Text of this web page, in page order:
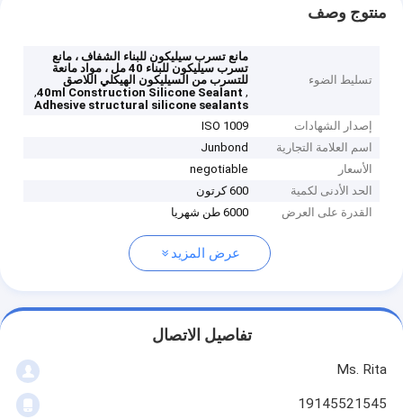
منتوج وصف
تسليط الضوء
مانع تسرب سيليكون للبناء الشفاف ، مانع
تسرب سيليكون للبناء 40 مل ، مواد مانعة
للتسرب من السيليكون الهيكلي اللاصق
,
40ml Construction Silicone Sealant
,
Adhesive structural silicone sealants
إصدار الشهادات
ISO 1009
اسم العلامة التجارية
Junbond
الأسعار
negotiable
الحد الأدنى لكمية
600 كرتون
القدرة على العرض
6000 طن شهريا
عرض المزيد
تفاصيل الاتصال
Ms. Rita
19145521545